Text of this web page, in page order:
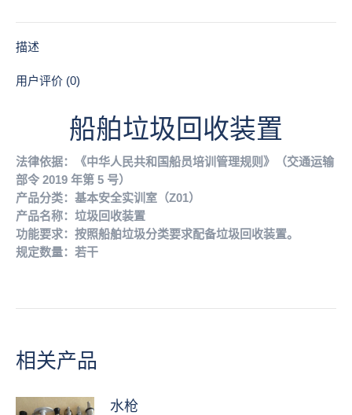
描述
用户评价 (0)
船舶垃圾回收装置
法律依据：《中华人民共和国船员培训管理规则》（交通运输
部令 2019 年第 5 号）
产品分类：基本安全实训室（Z01）
产品名称：垃圾回收装置
功能要求：按照船舶垃圾分类要求配备垃圾回收装置。
规定数量：若干
相关产品
水枪